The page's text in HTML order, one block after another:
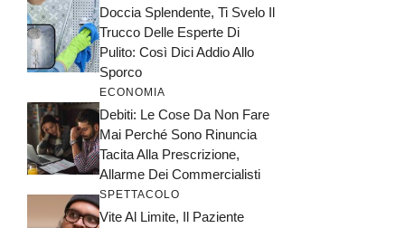
Doccia Splendente, Ti Svelo Il
Trucco Delle Esperte Di
Pulito: Così Dici Addio Allo
Sporco
ECONOMIA
Debiti: Le Cose Da Non Fare
Mai Perché Sono Rinuncia
Tacita Alla Prescrizione,
Allarme Dei Commercialisti
SPETTACOLO
Vite Al Limite, Il Paziente